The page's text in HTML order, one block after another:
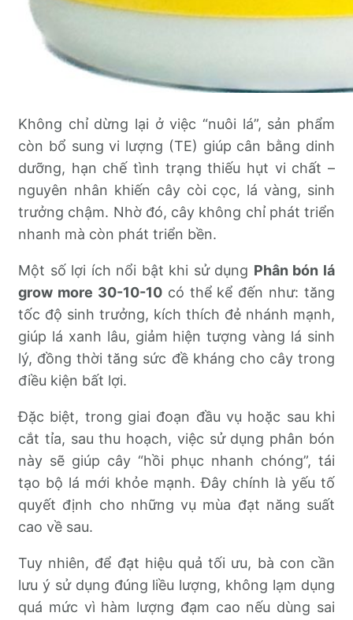
Không chỉ dừng lại ở việc “nuôi lá”, sản phẩm
còn bổ sung vi lượng (TE) giúp cân bằng dinh
dưỡng, hạn chế tình trạng thiếu hụt vi chất –
nguyên nhân khiến cây còi cọc, lá vàng, sinh
trưởng chậm. Nhờ đó, cây không chỉ phát triển
nhanh mà còn phát triển bền.
Một số lợi ích nổi bật khi sử dụng Phân bón lá
grow more 30-10-10có thể kể đến như: tăng
tốc độ sinh trưởng, kích thích đẻ nhánh mạnh,
giúp lá xanh lâu, giảm hiện tượng vàng lá sinh
lý, đồng thời tăng sức đề kháng cho cây trong
điều kiện bất lợi.
Đặc biệt, trong giai đoạn đầu vụ hoặc sau khi
cắt tỉa, sau thu hoạch, việc sử dụng phân bón
này sẽ giúp cây “hồi phục nhanh chóng”, tái
tạo bộ lá mới khỏe mạnh. Đây chính là yếu tố
quyết định cho những vụ mùa đạt năng suất
cao về sau.
Tuy nhiên, để đạt hiệu quả tối ưu, bà con cần
lưu ý sử dụng đúng liều lượng, không lạm dụng
quá mức vì hàm lượng đạm cao nếu dùng sai